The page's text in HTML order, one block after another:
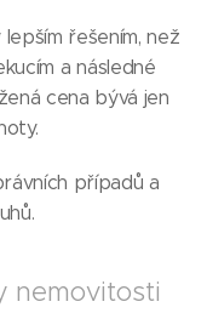
řešením, než
a následné
cena bývá jen
případů a
nemovitosti